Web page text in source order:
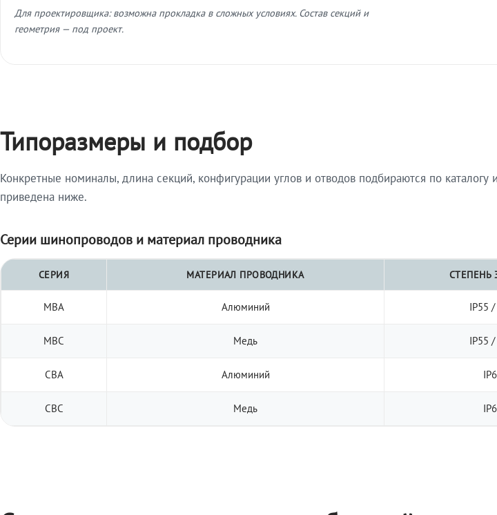
Для проектировщика: возможна прокладка в сложных условиях. Состав секций и
геометрия — под проект.
Типоразмеры и подбор
Конкретные номиналы, длина секций, конфигурации углов и отводов подбираются по каталогу
приведена ниже.
Серии шинопроводов и материал проводника
СЕРИЯ МАТЕРИАЛ ПРОВОДНИКА
МВА Алюминий IP55
МВС Медь IP55
СВА Алюминий
СВС Медь